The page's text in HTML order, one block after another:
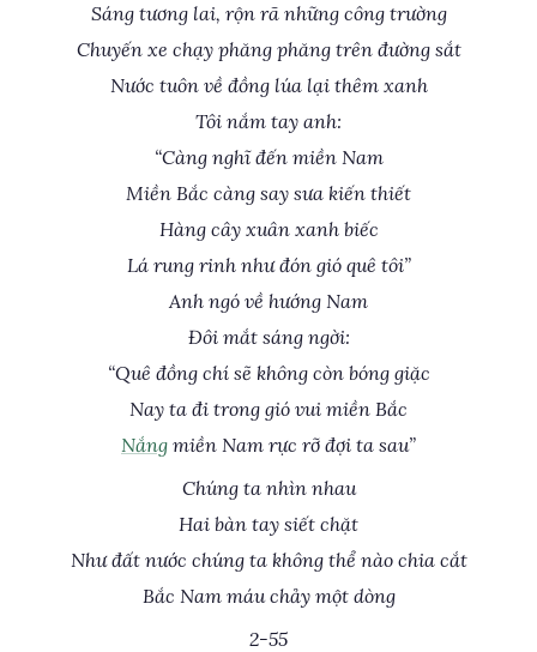
Sáng tương lai, rộn rã những công trường
Chuyến xe chạy phăng phăng trên đường sắt
Nước tuôn về đồng lúa lại thêm xanh
Tôi nắm tay anh:
“Càng nghĩ đến miền Nam
Miền Bắc càng say sưa kiến thiết
Hàng cây xuân xanh biếc
Lá rung rinh như đón gió quê tôi”
Anh ngó về hướng Nam
Đôi mắt sáng ngời:
“Quê đồng chí sẽ không còn bóng giặc
Nay ta đi trong gió vui miền Bắc
Nắng miền Nam rực rỡ đợi ta sau”
Chúng ta nhìn nhau
Hai bàn tay siết chặt
Như đất nước chúng ta không thể nào chia cắt
Bắc Nam máu chảy một dòng
2-55